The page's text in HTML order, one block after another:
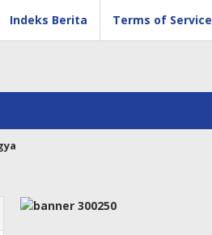
Indeks Berita Terms of Service